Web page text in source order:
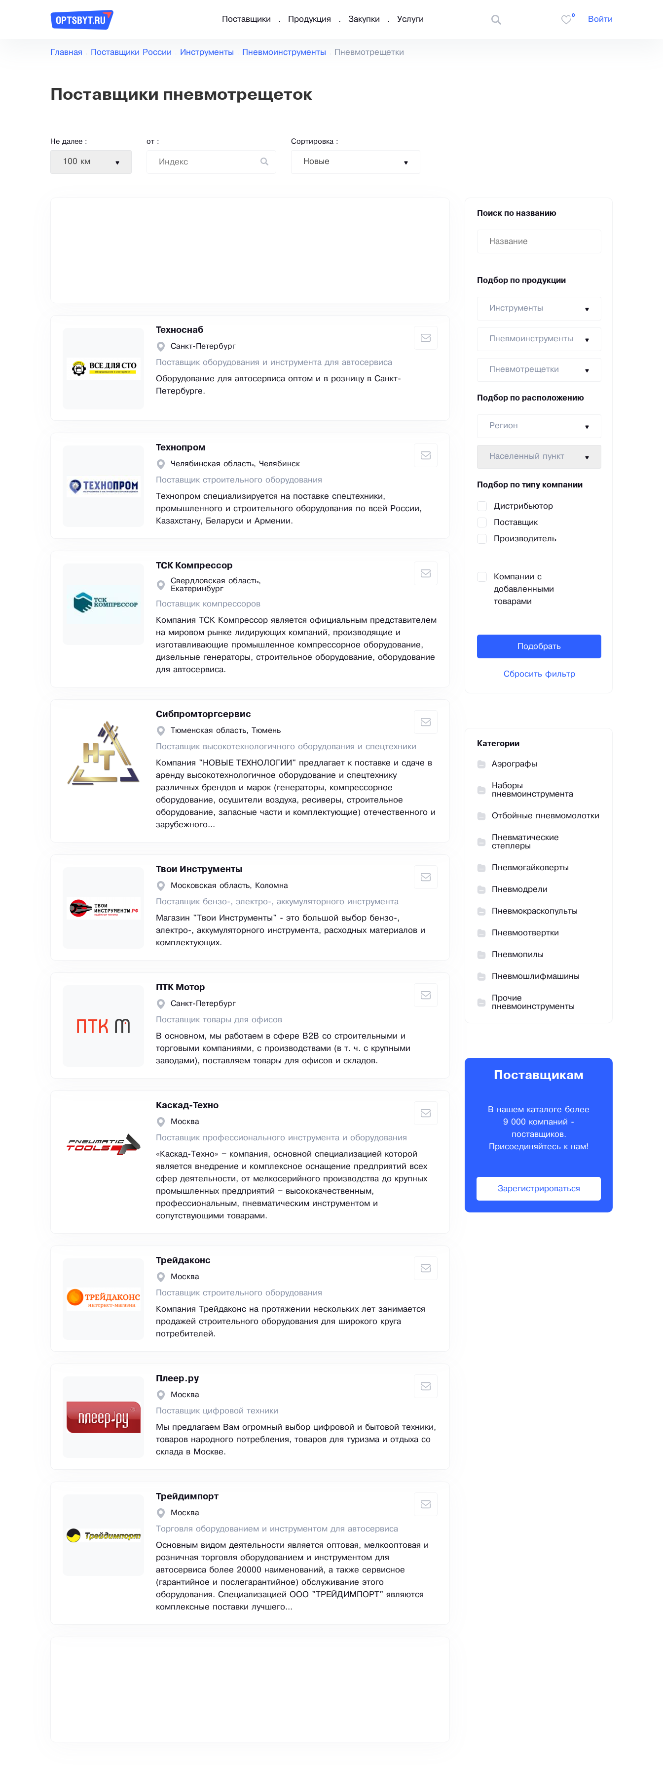
Поставщики Продукция Закупки Услуги
0
Войти
Главная Поставщики России Инструменты Пневмоинструменты Пневмотрещетки
Поставщики пневмотрещеток
Не далее :
100 км
от : Сортировка :
Новые
Техноснаб
Санкт-Петербург
Поставщик оборудования и инструмента для автосервиса
Оборудование для автосервиса оптом и в розницу в Санкт-
Петербурге.
Технопром
Челябинская область, Челябинск
Поставщик строительного оборудования
Технопром специализируется на поставке спецтехники,
промышленного и строительного оборудования по всей России,
Казахстану, Беларуси и Армении.
ТСК Компрессор
Свердловская область,
Екатеринбург
Поставщик компрессоров
Компания ТСК Компрессор является официальным представителем
на мировом рынке лидирующих компаний, производящие и
изготавливающие промышленное компрессорное оборудование,
дизельные генераторы, строительное оборудование, оборудование
для автосервиса.
Сибпромторгсервис
Тюменская область, Тюмень
Поставщик высокотехнологичного оборудования и спецтехники
Компания "НОВЫЕ ТЕХНОЛОГИИ" предлагает к поставке и сдаче в
аренду высокотехнологичное оборудование и спецтехнику
различных брендов и марок (генераторы, компрессорное
оборудование, осушители воздуха, ресиверы, строительное
оборудование, запасные части и комплектующие) отечественного и
зарубежного...
Твои Инструменты
Московская область, Коломна
Поставщик бензо-, электро-, аккумуляторного инструмента
Магазин "Твои Инструменты" - это большой выбор бензо-,
электро-, аккумуляторного инструмента, расходных материалов и
комплектующих.
ПТК Мотор
Санкт-Петербург
Поставщик товары для офисов
В основном, мы работаем в сфере В2В со строительными и
торговыми компаниями, с производствами (в т. ч. с крупными
заводами), поставляем товары для офисов и складов.
Каскад-Техно
Москва
Поставщик профессионального инструмента и оборудования
«Каскад-Техно» – компания, основной специализацией которой
является внедрение и комплексное оснащение предприятий всех
сфер деятельности, от мелкосерийного производства до крупных
промышленных предприятий – высококачественным,
профессиональным, пневматическим инструментом и
сопутствующими товарами.
Трейдаконс
Москва
Поставщик строительного оборудования
Компания Трейдаконс на протяжении нескольких лет занимается
продажей строительного оборудования для широкого круга
потребителей.
Плеер.ру
Москва
Поставщик цифровой техники
Мы предлагаем Вам огромный выбор цифровой и бытовой техники,
товаров народного потребления, товаров для туризма и отдыха со
склада в Москве.
Трейдимпорт
Москва
Торговля оборудованием и инструментом для автосервиса
Основным видом деятельности является оптовая, мелкооптовая и
розничная торговля оборудованием и инструментом для
автосервиса более 20000 наименований, а также сервисное
(гарантийное и послегарантийное) обслуживание этого
оборудования. Специализацией OOO "ТРЕЙДИМПОРТ" являются
комплексные поставки лучшего...
Поиск по названию
Подбор по продукции
Инструменты
Пневмоинструменты
Пневмотрещетки
Подбор по расположению
Регион
Населенный пункт
Подбор по типу компании
Дистрибьютор
Поставщик
Производитель
Компании с
добавленными
товарами
Подобрать
Сбросить фильтр
Категории
Аэрографы
Наборы
пневмоинструмента
Отбойные пневмомолотки
Пневматические
степлеры
Пневмогайковерты
Пневмодрели
Пневмокраскопульты
Пневмоотвертки
Пневмопилы
Пневмошлифмашины
Прочие
пневмоинструменты
Поставщикам
В нашем каталоге более
9 000 компаний -
поставщиков.
Присоединяйтесь к нам!
Зарегистрироваться